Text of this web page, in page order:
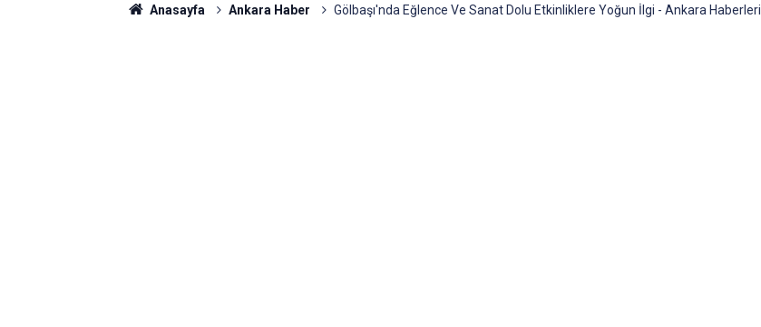
Anasayfa Ankara Haber Gölbaşı'nda Eğlence Ve Sanat Dolu Etkinliklere Yoğun İlgi - Ankara Haberleri